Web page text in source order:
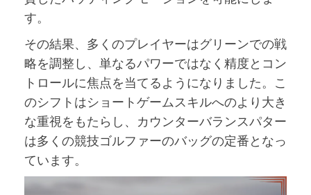
す。
その結果、多くのプレイヤーはグリーンでの戦
略を調整し、単なるパワーではなく精度とコン
トロールに焦点を当てるようになりました。こ
のシフトはショートゲームスキルへのより大き
な重視をもたらし、カウンターバランスパター
は多くの競技ゴルファーのバッグの定番となっ
ています。